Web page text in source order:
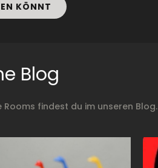
KÖNNT
Blog
findest du im unseren Blog.